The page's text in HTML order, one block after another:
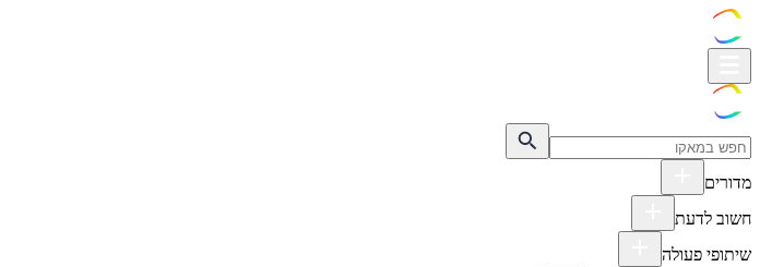
מדורים
חשוב לדעת
שיתופי פעולה